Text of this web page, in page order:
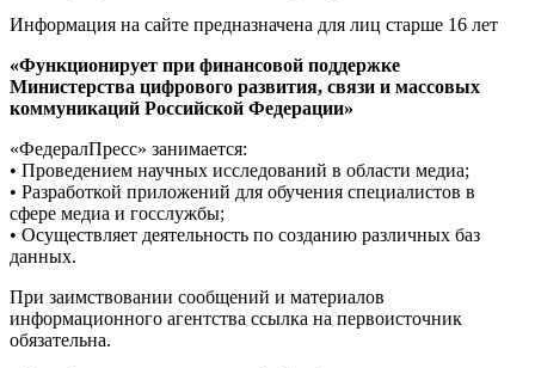
Информация на сайте предназначена для лиц старше 16 лет
«Функционирует при финансовой поддержке
Министерства цифрового развития, связи и массовых
коммуникаций Российской Федерации»
«ФедералПресс» занимается:
• Проведением научных исследований в области медиа;
• Разработкой приложений для обучения специалистов в
сфере медиа и госслужбы;
• Осуществляет деятельность по созданию различных баз
данных.
При заимствовании сообщений и материалов
информационного агентства ссылка на первоисточник
обязательна.